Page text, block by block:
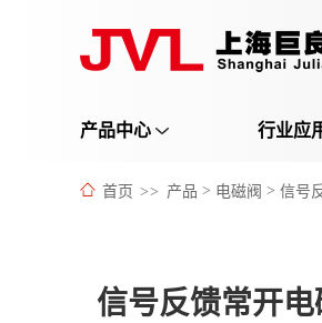
产品中心 行业应
首页 >> 产品 > 电磁阀 > 信号
信号反馈常开